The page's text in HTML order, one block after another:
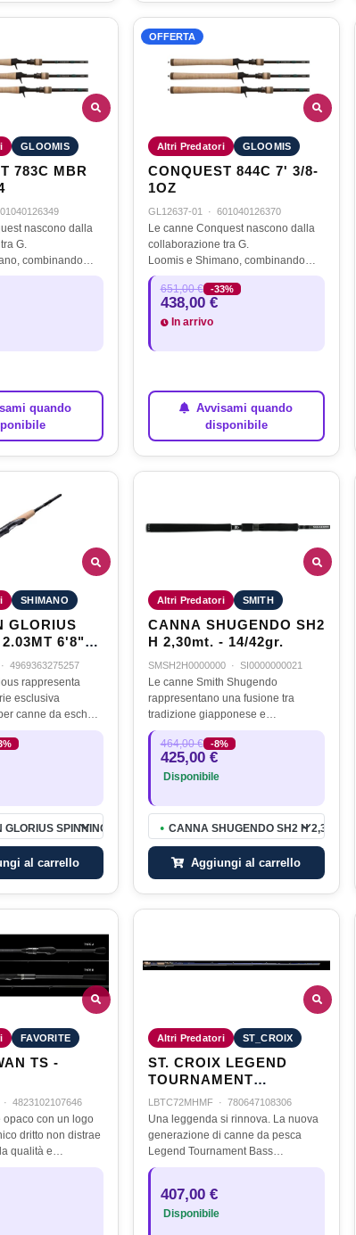
GLOOMIS
783C MBR
nascono dalla
G.
combinando
Mag
X. Il risultato è una
quando
OFFERTA
Altri Predatori GLOOMIS
CONQUEST 844C 7' 3/8-
1OZ
GL12637-01 · 601040126370
Le canne Conquest nascono dalla
collaborazione tra G.
Loomis e Shimano, combinando
l’iconica azione rapida Mag
Bass con l’avanzata
tecnologia Spiral-X. Il risultato è una
canna…
651,00 € -33%
438,00 €
In arrivo
Avvisami quando
disponibile
SHIMANO
GLORIUS
6'8" 5-
· 4969363275257
rappresenta
esclusiva
canne da esche
dolce. Sviluppata
con i migliori
questo…
GLORIUS SPINNING 2.03MT 6'8" 5-15gr
al carrello
Altri Predatori SMITH
CANNA SHUGENDO SH2
H 2,30mt. - 14/42gr.
SMSH2H0000000 · SI0000000021
Le canne Smith Shugendo
rappresentano una fusione tra
tradizione giapponese e
innovazione tecnologica, offrendo
agli appassionati di pesca strumenti
di alta qualità per diverse tecniche e
ambienti.…
464,00 € -8%
425,00 €
Disponibile
● CANNA SHUGENDO SH2 H 2,30mt.
Aggiungi al carrello
FAVORITE
TS -
· 4823102107646
opaco con un logo
dritto non distrae
qualità e
utilizzo dell'asta.
altre…
Altri Predatori ST_CROIX
ST. CROIX LEGEND
TOURNAMENT
LBTC72MHMF
LBTC72MHMF · 780647108306
Una leggenda si rinnova. La nuova
generazione di canne da pesca
Legend Tournament Bass
ridefinisce gli standard in termini di
prestazioni, incorporando il
contributo diretto…
407,00 €
Disponibile